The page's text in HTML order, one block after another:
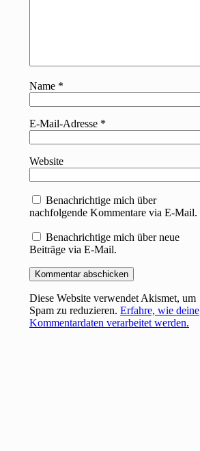
Name *
E-Mail-Adresse *
Website
Benachrichtige mich über
nachfolgende Kommentare via E-Mail.
Benachrichtige mich über neue
Beiträge via E-Mail.
Diese Website verwendet Akismet, um
Spam zu reduzieren.Erfahre, wie deine
Kommentardaten verarbeitet werden.